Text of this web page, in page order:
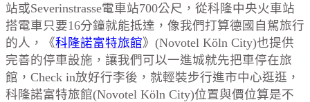
站或Severinstrasse電車站700公尺，從科隆中央火車站
搭電車只要16分鐘就能抵達，像我們打算德國自駕旅行
的人，《科隆諾富特旅館》(Novotel Köln City)也提供
完善的停車設施，讓我們可以一進城就先把車停在旅
館，Check in放好行李後，就輕裝步行進市中心逛逛，
科隆諾富特旅館(Novotel Köln City)位置與價位算是不